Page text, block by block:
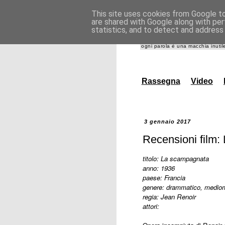
ogni parola è una macchia
Rassegna Video
3 gennaio 2017
Recensioni film:
titolo: La scampagnata
anno: 1936
paese: Francia
genere: drammatico,
regia: Jean Renoir
attori:
This site uses cookies from Google
are shared with Google along with
statistics, and to detect and address